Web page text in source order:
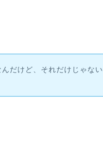
だけど、それだけじゃない